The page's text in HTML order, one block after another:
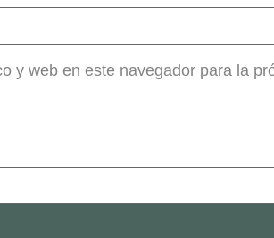
y web en este navegador para la